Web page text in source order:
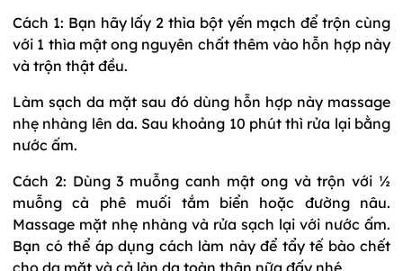
Cách 1: Bạn hãy lấy 2 thìa bột yến mạch để trộn cùng
với 1 thìa mật ong nguyên chất thêm vào hỗn hợp này
và trộn thật đều.
Làm sạch da mặt sau đó dùng hỗn hợp này massage
nhẹ nhàng lên da. Sau khoảng 10 phút thì rửa lại bằng
nước ấm.
Cách 2: Dùng 3 muỗng canh mật ong và trộn với ½
muỗng cà phê muối tắm biển hoặc đường nâu.
Massage mặt nhẹ nhàng và rửa sạch lại với nước ấm.
Bạn có thể áp dụng cách làm này để tẩy tế bào chết
cho da mặt và cả làn da toàn thân nữa đấy nhé.